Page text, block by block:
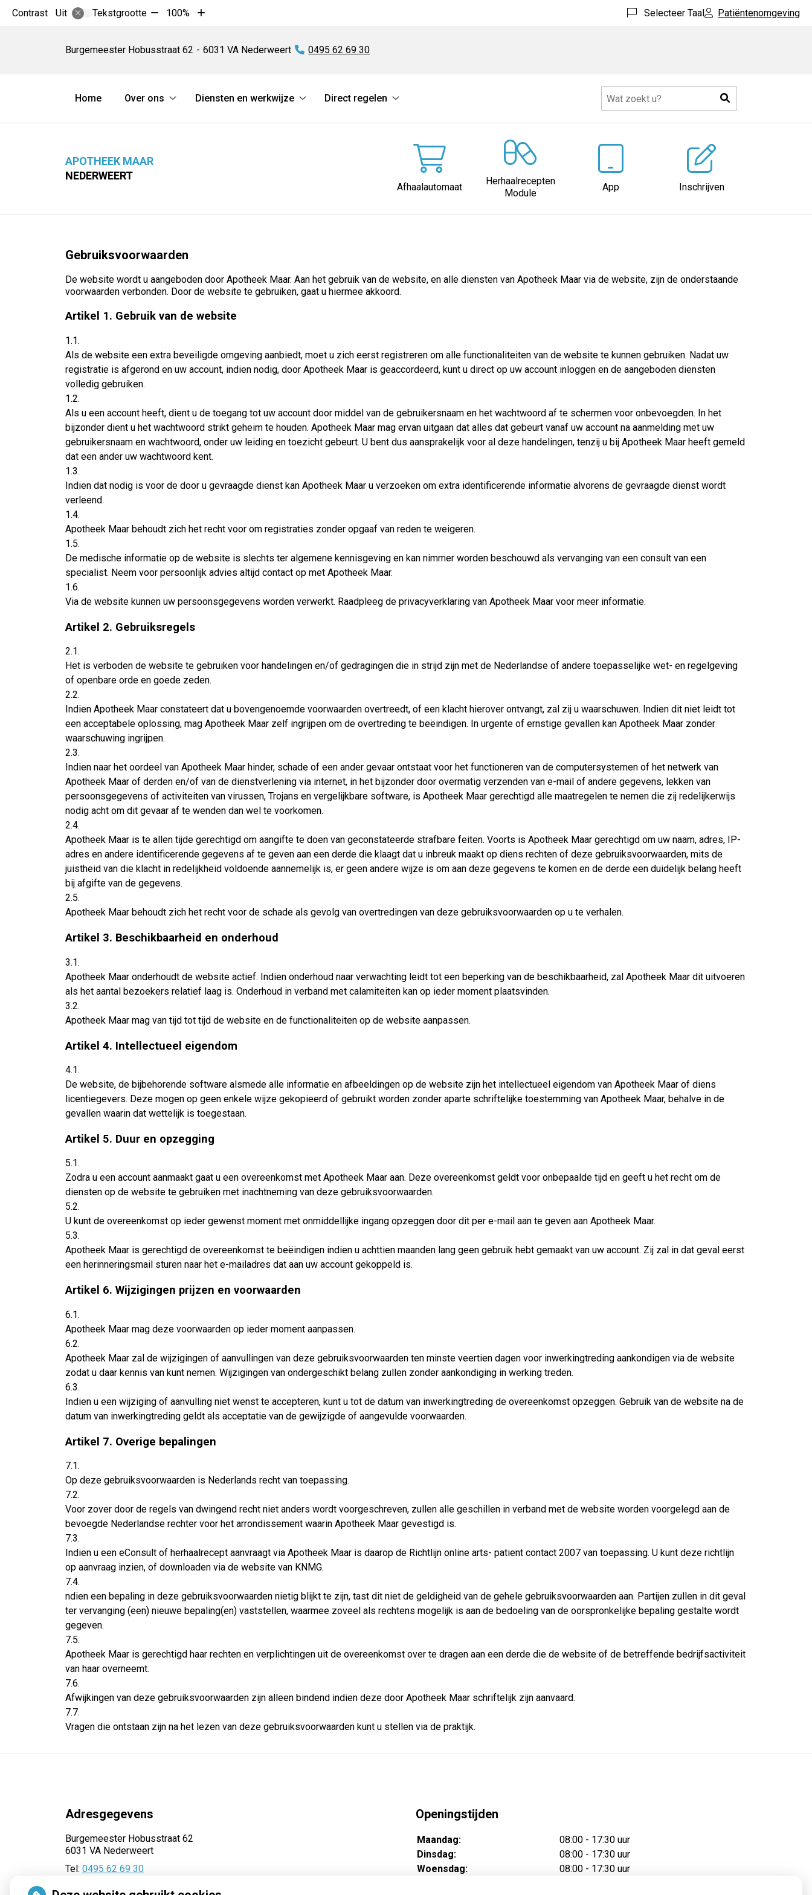
Contrast Uit Tekstgrootte Tekst
10%
100%
Tekst
10%
Selecteer Taal Patiëntenomgeving
Burgemeester Hobusstraat 62 6031 VA Nederweert Tel:
0495 62 69 30
Hoofdmenu
Home
Over ons
ons
Diensten en werkwijze
en
Direct regelen
regelen
submenu
Zoeken
APOTHEEK MAAR
NEDERWEERT
Afhaalautomaat
Herhaalrecepten
Module
App Inschrijven
Gebruiksvoorwaarden
De website wordt u aangeboden door Apotheek Maar. Aan het gebruik van de website, en alle diensten van Apotheek Maar via de website, zijn de onderstaande
voorwaarden verbonden. Door de website te gebruiken, gaat u hiermee akkoord.
Artikel 1. Gebruik van de website
1.1.
Als de website een extra beveiligde omgeving aanbiedt, moet u zich eerst registreren om alle functionaliteiten van de website te kunnen gebruiken. Nadat uw
registratie is afgerond en uw account, indien nodig, door Apotheek Maar is geaccordeerd, kunt u direct op uw account inloggen en de aangeboden diensten
volledig gebruiken.
1.2.
Als u een account heeft, dient u de toegang tot uw account door middel van de gebruikersnaam en het wachtwoord af te schermen voor onbevoegden. In het
bijzonder dient u het wachtwoord strikt geheim te houden. Apotheek Maar mag ervan uitgaan dat alles dat gebeurt vanaf uw account na aanmelding met uw
gebruikersnaam en wachtwoord, onder uw leiding en toezicht gebeurt. U bent dus aansprakelijk voor al deze handelingen, tenzij u bij Apotheek Maar heeft gemeld
dat een ander uw wachtwoord kent.
1.3.
Indien dat nodig is voor de door u gevraagde dienst kan Apotheek Maar u verzoeken om extra identificerende informatie alvorens de gevraagde dienst wordt
verleend.
1.4.
Apotheek Maar behoudt zich het recht voor om registraties zonder opgaaf van reden te weigeren.
1.5.
De medische informatie op de website is slechts ter algemene kennisgeving en kan nimmer worden beschouwd als vervanging van een consult van een
specialist. Neem voor persoonlijk advies altijd contact op met Apotheek Maar.
1.6.
Via de website kunnen uw persoonsgegevens worden verwerkt. Raadpleeg de privacyverklaring van Apotheek Maar voor meer informatie.
Artikel 2. Gebruiksregels
2.1.
Het is verboden de website te gebruiken voor handelingen en/of gedragingen die in strijd zijn met de Nederlandse of andere toepasselijke wet- en regelgeving
of openbare orde en goede zeden.
2.2.
Indien Apotheek Maar constateert dat u bovengenoemde voorwaarden overtreedt, of een klacht hierover ontvangt, zal zij u waarschuwen. Indien dit niet leidt tot
een acceptabele oplossing, mag Apotheek Maar zelf ingrijpen om de overtreding te beëindigen. In urgente of ernstige gevallen kan Apotheek Maar zonder
waarschuwing ingrijpen.
2.3.
Indien naar het oordeel van Apotheek Maar hinder, schade of een ander gevaar ontstaat voor het functioneren van de computersystemen of het netwerk van
Apotheek Maar of derden en/of van de dienstverlening via internet, in het bijzonder door overmatig verzenden van e-mail of andere gegevens, lekken van
persoonsgegevens of activiteiten van virussen, Trojans en vergelijkbare software, is Apotheek Maar gerechtigd alle maatregelen te nemen die zij redelijkerwijs
nodig acht om dit gevaar af te wenden dan wel te voorkomen.
2.4.
Apotheek Maar is te allen tijde gerechtigd om aangifte te doen van geconstateerde strafbare feiten. Voorts is Apotheek Maar gerechtigd om uw naam, adres, IP-
adres en andere identificerende gegevens af te geven aan een derde die klaagt dat u inbreuk maakt op diens rechten of deze gebruiksvoorwaarden, mits de
juistheid van die klacht in redelijkheid voldoende aannemelijk is, er geen andere wijze is om aan deze gegevens te komen en de derde een duidelijk belang heeft
bij afgifte van de gegevens.
2.5.
Apotheek Maar behoudt zich het recht voor de schade als gevolg van overtredingen van deze gebruiksvoorwaarden op u te verhalen.
Artikel 3. Beschikbaarheid en onderhoud
3.1.
Apotheek Maar onderhoudt de website actief. Indien onderhoud naar verwachting leidt tot een beperking van de beschikbaarheid, zal Apotheek Maar dit uitvoeren
als het aantal bezoekers relatief laag is. Onderhoud in verband met calamiteiten kan op ieder moment plaatsvinden.
3.2.
Apotheek Maar mag van tijd tot tijd de website en de functionaliteiten op de website aanpassen.
Artikel 4. Intellectueel eigendom
4.1.
De website, de bijbehorende software alsmede alle informatie en afbeeldingen op de website zijn het intellectueel eigendom van Apotheek Maar of diens
licentiegevers. Deze mogen op geen enkele wijze gekopieerd of gebruikt worden zonder aparte schriftelijke toestemming van Apotheek Maar, behalve in de
gevallen waarin dat wettelijk is toegestaan.
Artikel 5. Duur en opzegging
5.1.
Zodra u een account aanmaakt gaat u een overeenkomst met Apotheek Maar aan. Deze overeenkomst geldt voor onbepaalde tijd en geeft u het recht om de
diensten op de website te gebruiken met inachtneming van deze gebruiksvoorwaarden.
5.2.
U kunt de overeenkomst op ieder gewenst moment met onmiddellijke ingang opzeggen door dit per e-mail aan te geven aan Apotheek Maar.
5.3.
Apotheek Maar is gerechtigd de overeenkomst te beëindigen indien u achttien maanden lang geen gebruik hebt gemaakt van uw account. Zij zal in dat geval eerst
een herinneringsmail sturen naar het e-mailadres dat aan uw account gekoppeld is.
Artikel 6. Wijzigingen prijzen en voorwaarden
6.1.
Apotheek Maar mag deze voorwaarden op ieder moment aanpassen.
6.2.
Apotheek Maar zal de wijzigingen of aanvullingen van deze gebruiksvoorwaarden ten minste veertien dagen voor inwerkingtreding aankondigen via de website
zodat u daar kennis van kunt nemen. Wijzigingen van ondergeschikt belang zullen zonder aankondiging in werking treden.
6.3.
Indien u een wijziging of aanvulling niet wenst te accepteren, kunt u tot de datum van inwerkingtreding de overeenkomst opzeggen. Gebruik van de website na de
datum van inwerkingtreding geldt als acceptatie van de gewijzigde of aangevulde voorwaarden.
Artikel 7. Overige bepalingen
7.1.
Op deze gebruiksvoorwaarden is Nederlands recht van toepassing.
7.2.
Voor zover door de regels van dwingend recht niet anders wordt voorgeschreven, zullen alle geschillen in verband met de website worden voorgelegd aan de
bevoegde Nederlandse rechter voor het arrondissement waarin Apotheek Maar gevestigd is.
7.3.
Indien u een eConsult of herhaalrecept aanvraagt via Apotheek Maar is daarop de Richtlijn online arts- patient contact 2007 van toepassing. U kunt deze richtlijn
op aanvraag inzien, of downloaden via de website van KNMG.
7.4.
ndien een bepaling in deze gebruiksvoorwaarden nietig blijkt te zijn, tast dit niet de geldigheid van de gehele gebruiksvoorwaarden aan. Partijen zullen in dit geval
ter vervanging (een) nieuwe bepaling(en) vaststellen, waarmee zoveel als rechtens mogelijk is aan de bedoeling van de oorspronkelijke bepaling gestalte wordt
gegeven.
7.5.
Apotheek Maar is gerechtigd haar rechten en verplichtingen uit de overeenkomst over te dragen aan een derde die de website of de betreffende bedrijfsactiviteit
van haar overneemt.
7.6.
Afwijkingen van deze gebruiksvoorwaarden zijn alleen bindend indien deze door Apotheek Maar schriftelijk zijn aanvaard.
7.7.
Vragen die ontstaan zijn na het lezen van deze gebruiksvoorwaarden kunt u stellen via de praktijk.
Adresgegevens
Burgemeester Hobusstraat 62
6031 VA Nederweert
Tel: 0495 62 69 30
Openingstijden
Maandag:
08:00 - 17:30 uur
Dinsdag:
08:00 - 17:30 uur
Woensdag:
08:00 - 17:30 uur